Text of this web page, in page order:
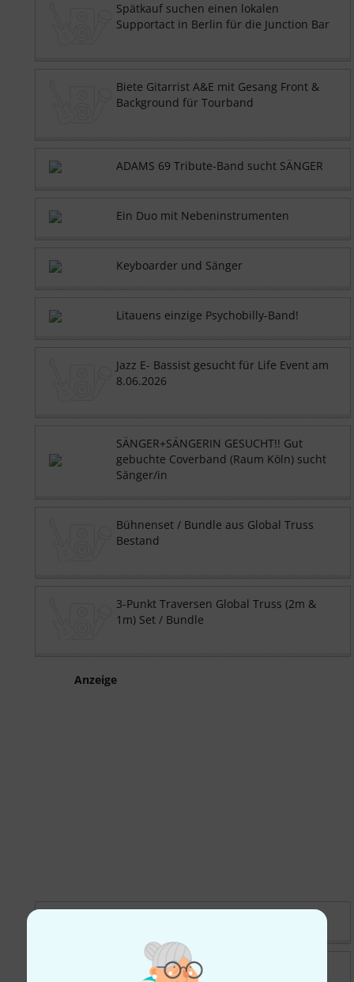
Spätkauf suchen einen lokalen
Supportact in Berlin für die Junction Bar
Biete Gitarrist A&E mit Gesang Front &
Background für Tourband
ADAMS 69 Tribute-Band sucht SÄNGER
Ein Duo mit Nebeninstrumenten
Keyboarder und Sänger
Litauens einzige Psychobilly-Band!
Jazz E- Bassist gesucht für Life Event am
8.06.2026
SÄNGER+SÄNGERIN GESUCHT!! Gut
gebuchte Coverband (Raum Köln) sucht
Sänger/in
Bühnenset / Bundle aus Global Truss
Bestand
3-Punkt Traversen Global Truss (2m &
1m) Set / Bundle
Anzeige
Vintage Klarinette Lot 3 Holz Schreiber !